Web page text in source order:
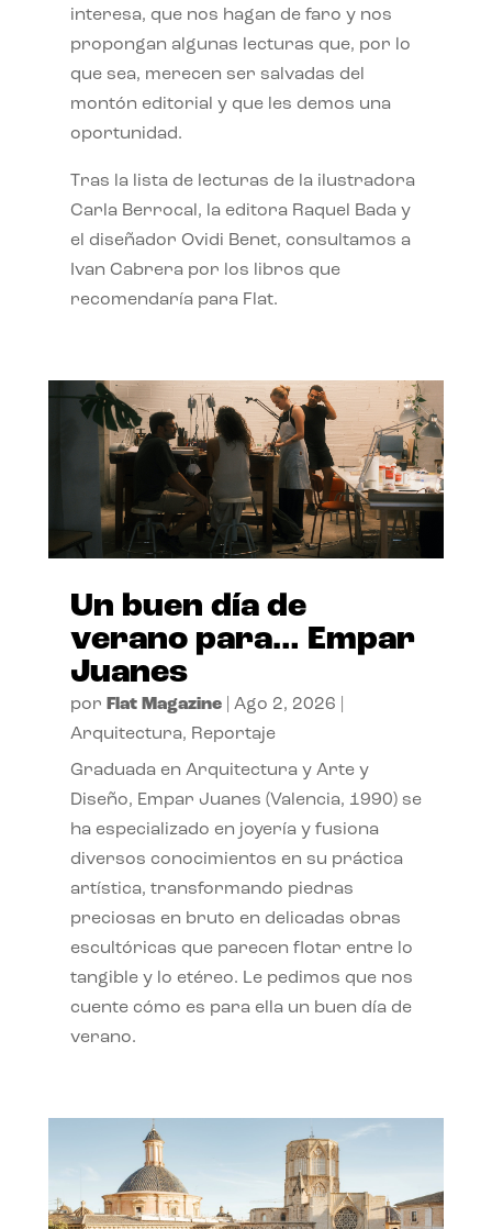
interesa, que nos hagan de faro y nos
propongan algunas lecturas que, por lo
que sea, merecen ser salvadas del
montón editorial y que les demos una
oportunidad.
Tras la lista de lecturas de la ilustradora
Carla Berrocal, la editora Raquel Bada y
el diseñador Ovidi Benet, consultamos a
Ivan Cabrera por los libros que
recomendaría para Flat.
Un buen día de
verano para… Empar
Juanes
por Flat Magazine| Ago 2, 2026
Arquitectura, Reportaje
Graduada en Arquitectura y Arte y
Diseño, Empar Juanes (Valencia, 1990) se
ha especializado en joyería y fusiona
diversos conocimientos en su práctica
artística, transformando piedras
preciosas en bruto en delicadas obras
escultóricas que parecen flotar entre lo
tangible y lo etéreo. Le pedimos que nos
cuente cómo es para ella un buen día de
verano.